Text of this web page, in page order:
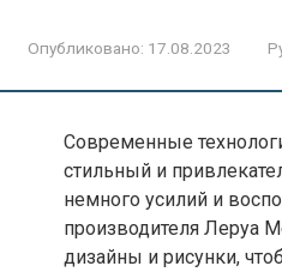
Опубликовано: 17.08.2023
Современные
стильный и
немного усилий и
производителя Леруа
дизайны и рисунки,